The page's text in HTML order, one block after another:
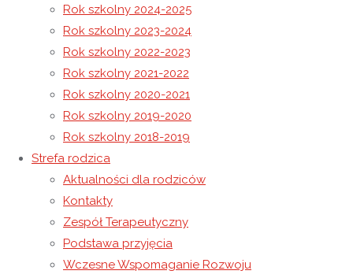
Rok szkolny 2024-2025
Rok szkolny 2023-2024
Rok szkolny 2022-2023
Rok szkolny 2021-2022
Rok szkolny 2020-2021
Rok szkolny 2019-2020
Rok szkolny 2018-2019
Strefa rodzica
Aktualności dla rodziców
Kontakty
Zespół Terapeutyczny
Podstawa przyjęcia
Wczesne Wspomaganie Rozwoju
Dzień Kobiet
Pola Nadziei 2025
20 marca 202510 kwietnia 2025
Alpakoterapia
We wtorkowe przedpołudnie po raz
kolejny mieliśmy okazję gościć alpaki w